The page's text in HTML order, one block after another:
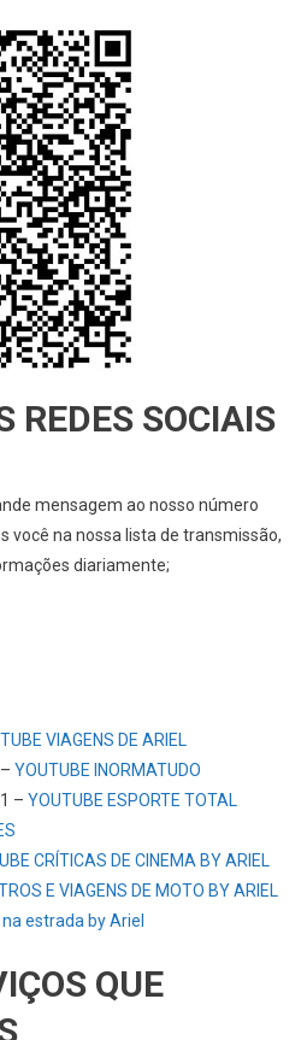
REDES SOCIAIS
mensagem ao nosso número
você na nossa lista de transmissão,
diariamente;
VIAGENS DE ARIEL
YOUTUBE INORMATUDO
– YOUTUBE ESPORTE TOTAL
CRÍTICAS DE CINEMA BY ARIEL
E VIAGENS DE MOTO BY ARIEL
estrada by Ariel
QUE